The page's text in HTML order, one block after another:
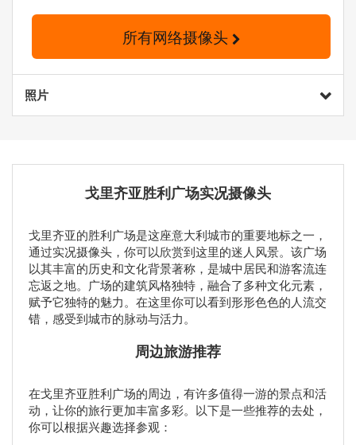
所有网络摄像头
照片
戈里齐亚胜利广场实况摄像头
戈里齐亚的胜利广场是这座意大利城市的重要地标之一，
通过实况摄像头，你可以欣赏到这里的迷人风景。该广场
以其丰富的历史和文化背景著称，是城中居民和游客流连
忘返之地。广场的建筑风格独特，融合了多种文化元素，
赋予它独特的魅力。在这里你可以看到形形色色的人流交
错，感受到城市的脉动与活力。
周边旅游推荐
在戈里齐亚胜利广场的周边，有许多值得一游的景点和活
动，让你的旅行更加丰富多彩。以下是一些推荐的去处，
你可以根据兴趣选择参观：